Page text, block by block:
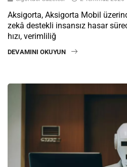
Aksigorta, Aksigorta Mobil
zekâ destekli insansız hasar
hızı, verimliliğ
DEVAMINI OKUYUN